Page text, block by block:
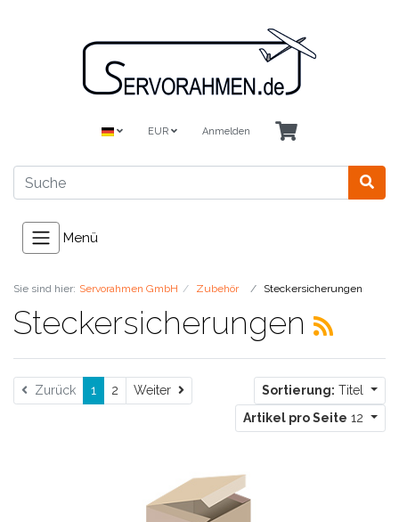
EUR Anmelden
Menü
Sie sind hier: Servorahmen GmbH Zubehör Steckersicherungen
Steckersicherungen
Zurück 1 2 Weiter Weiter Sortierung: Titel
Artikel pro Seite 12